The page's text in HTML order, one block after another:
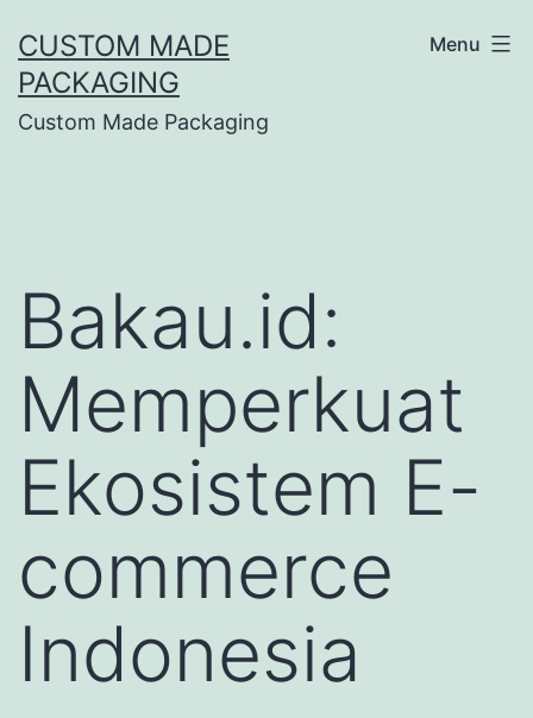
CUSTOM MADE
PACKAGING
Custom Made Packaging
Menu
Bakau.id:
Memperkuat
Ekosistem E-
commerce
Indonesia